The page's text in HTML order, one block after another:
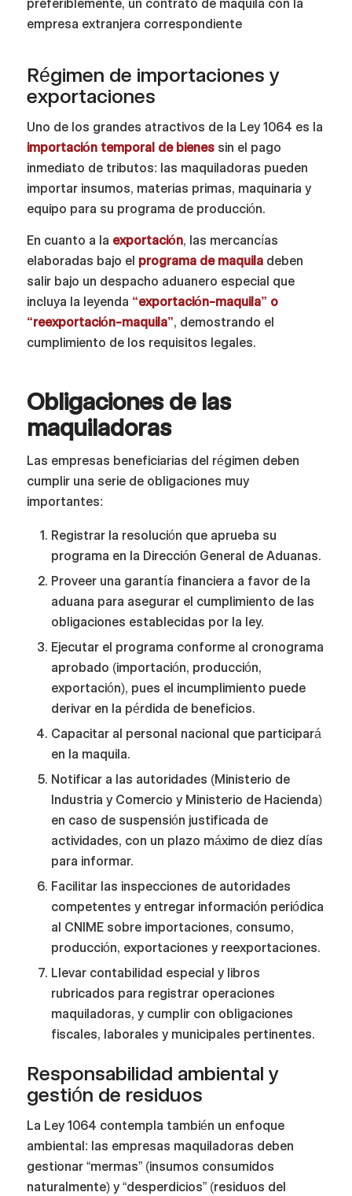
preferiblemente, un contrato de maquila con la
empresa extranjera correspondiente
Régimen de importaciones y
exportaciones
Uno de los grandes atractivos de la Ley 1064 es la
importación temporal de bienessin el pago
inmediato de tributos: las maquiladoras pueden
importar insumos, materias primas, maquinaria y
equipo para su programa de producción.
En cuanto a la exportación, las mercancías
elaboradas bajo el programa de maquiladeben
salir bajo un despacho aduanero especial que
incluya la leyenda “exportación-maquila” o
“reexportación-maquila”, demostrando el
cumplimiento de los requisitos legales.
Obligaciones de las
maquiladoras
Las empresas beneficiarias del régimen deben
cumplir una serie de obligaciones muy
importantes:
Registrar la resolución que aprueba su
programa en la Dirección General de Aduanas.
Proveer una garantía financiera a favor de la
aduana para asegurar el cumplimiento de las
obligaciones establecidas por la ley.
Ejecutar el programa conforme al cronograma
aprobado (importación, producción,
exportación), pues el incumplimiento puede
derivar en la pérdida de beneficios.
Capacitar al personal nacional que participará
en la maquila.
Notificar a las autoridades (Ministerio de
Industria y Comercio y Ministerio de Hacienda)
en caso de suspensión justificada de
actividades, con un plazo máximo de diez días
para informar.
Facilitar las inspecciones de autoridades
competentes y entregar información periódica
al CNIME sobre importaciones, consumo,
producción, exportaciones y reexportaciones.
Llevar contabilidad especial y libros
rubricados para registrar operaciones
maquiladoras, y cumplir con obligaciones
fiscales, laborales y municipales pertinentes.
Responsabilidad ambiental y
gestión de residuos
La Ley 1064 contempla también un enfoque
ambiental: las empresas maquiladoras deben
gestionar “mermas” (insumos consumidos
naturalmente) y “desperdicios” (residuos del